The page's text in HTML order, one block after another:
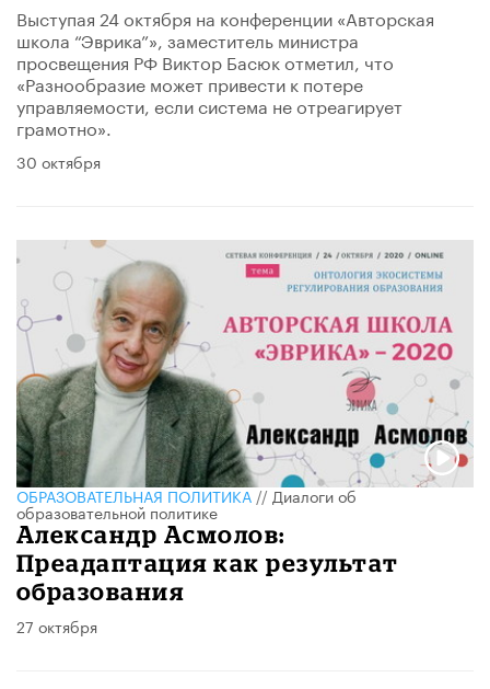
Выступая 24 октября на конференции «Авторская
школа “Эврика”», заместитель министра
просвещения РФ Виктор Басюк отметил, что
«Разнообразие может привести к потере
управляемости, если система не отреагирует
грамотно».
30 октября
ОБРАЗОВАТЕЛЬНАЯ ПОЛИТИКА//Диалоги об
образовательной политике
Александр Асмолов:
Преадаптация как результат
образования
27 октября